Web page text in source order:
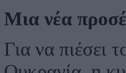
Μια νέα
Για να πιέσει